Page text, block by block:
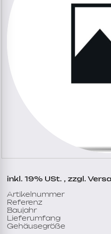
inkl. 19% USt. , zzgl.
Artikelnummer
Referenz
Baujahr
Lieferumfang
Gehäusegröße